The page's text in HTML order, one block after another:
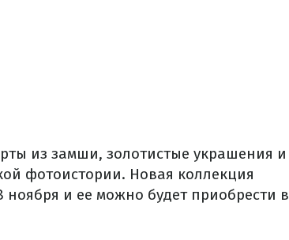
из замши, золотистые украшения и
фотоистории. Новая коллекция
ноября и ее можно будет приобрести в